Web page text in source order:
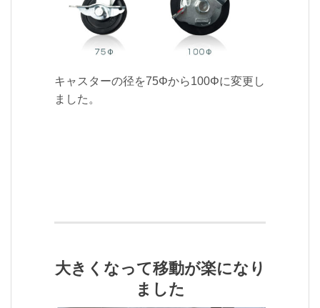
キャスターの径を75Φから100Φに変更し
ました。
大きくなって移動が楽になり
ました